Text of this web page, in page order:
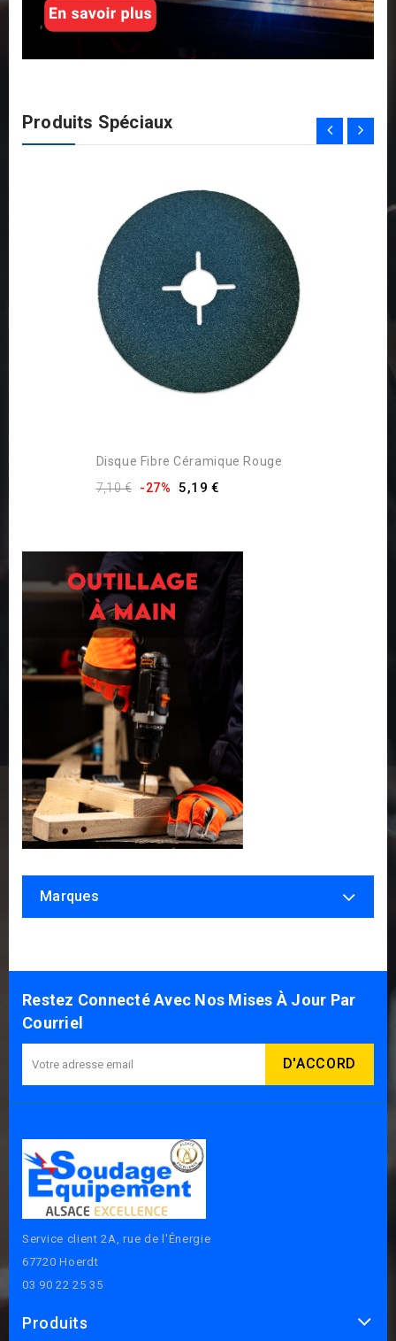
Produits Spéciaux
Disque Fibre Céramique Rouge
7,10 €
-27% 5,19 €
Marques
Restez Connecté Avec Nos Mises À Jour Par
Courriel
Service client 2A, rue de l'Énergie
67720 Hoerdt
03 90 22 25 35
Produits